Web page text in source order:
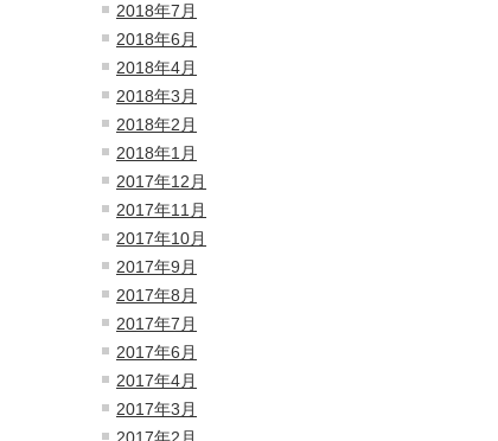
2018年7月
2018年6月
2018年4月
2018年3月
2018年2月
2018年1月
2017年12月
2017年11月
2017年10月
2017年9月
2017年8月
2017年7月
2017年6月
2017年4月
2017年3月